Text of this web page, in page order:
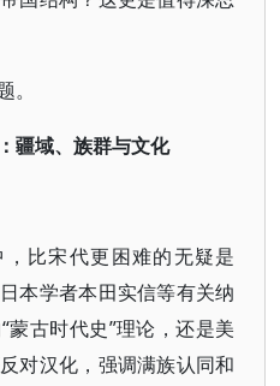
疆域、族群与文化
比宋代更困难的无疑是
本学者本田实信等有关纳
蒙古时代史”理论，还是美
对汉化，强调满族认同和